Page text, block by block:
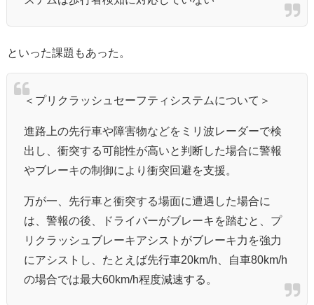
といった課題もあった。
＜プリクラッシュセーフティシステムについて＞
進路上の先行車や障害物などをミリ波レーダーで検
出し、衝突する可能性が高いと判断した場合に警報
やブレーキの制御により衝突回避を支援。
万が一、先行車と衝突する場面に遭遇した場合に
は、警報の後、ドライバーがブレーキを踏むと、プ
リクラッシュブレーキアシストがブレーキ力を強力
にアシストし、たとえば先行車20km/h、自車80km/h
の場合では最大60km/h程度減速する。